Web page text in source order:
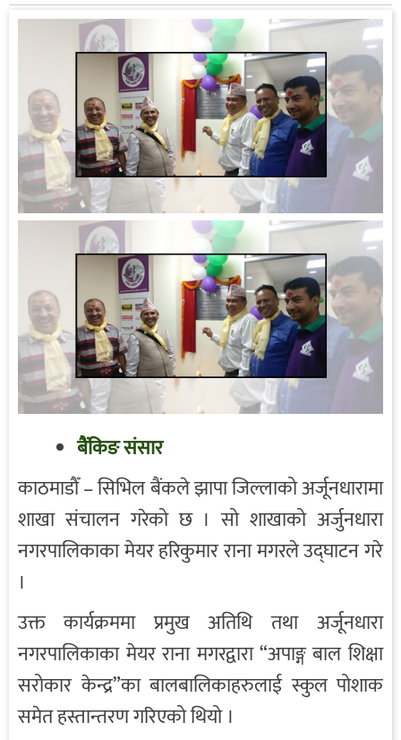
बैंकिङ संसार
काठमाडौँ – सिभिल बैंकले झापा जिल्लाको अर्जूनधारामा
शाखा संचालन गरेको छ । सो शाखाको अर्जुनधारा
नगरपालिकाका मेयर हरिकुमार राना मगरले उद्घाटन गरे
।
उक्त कार्यक्रममा प्रमुख अतिथि तथा अर्जूनधारा
नगरपालिकाका मेयर राना मगरद्वारा “अपाङ्ग बाल शिक्षा
सरोकार केन्द्र”का बालबालिकाहरुलाई स्कुल पोशाक
समेत हस्तान्तरण गरिएको थियो ।